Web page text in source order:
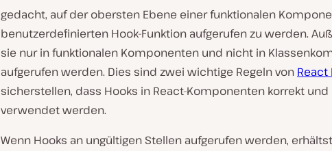
gedacht, auf der obersten Ebene einer funktionalen
benutzerdefinierten Hook-Funktion aufgerufen zu werden.
sie nur in funktionalen Komponenten und nicht in
aufgerufen werden. Dies sind zwei wichtige Regeln von React
sicherstellen, dass Hooks in React-Komponenten korrekt
verwendet werden.
Wenn Hooks an ungültigen Stellen aufgerufen werden,